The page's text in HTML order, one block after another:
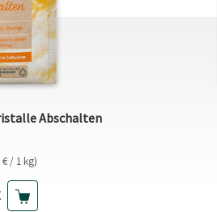
Abschalten
€ / 1 kg)
Preis